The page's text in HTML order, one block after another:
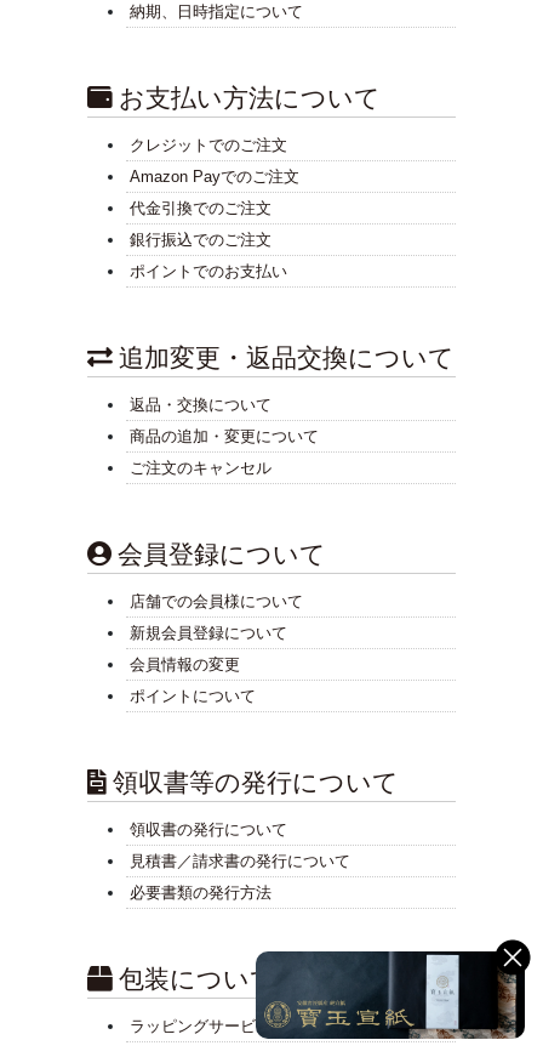
納期、日時指定について
お支払い方法について
クレジットでのご注文
Amazon Payでのご注文
代金引換でのご注文
銀行振込でのご注文
ポイントでのお支払い
追加変更・返品交換について
返品・交換について
商品の追加・変更について
ご注文のキャンセル
会員登録について
店舗での会員様について
新規会員登録について
会員情報の変更
ポイントについて
領収書等の発行について
領収書の発行について
見積書／請求書の発行について
必要書類の発行方法
包装について
ラッピングサービス